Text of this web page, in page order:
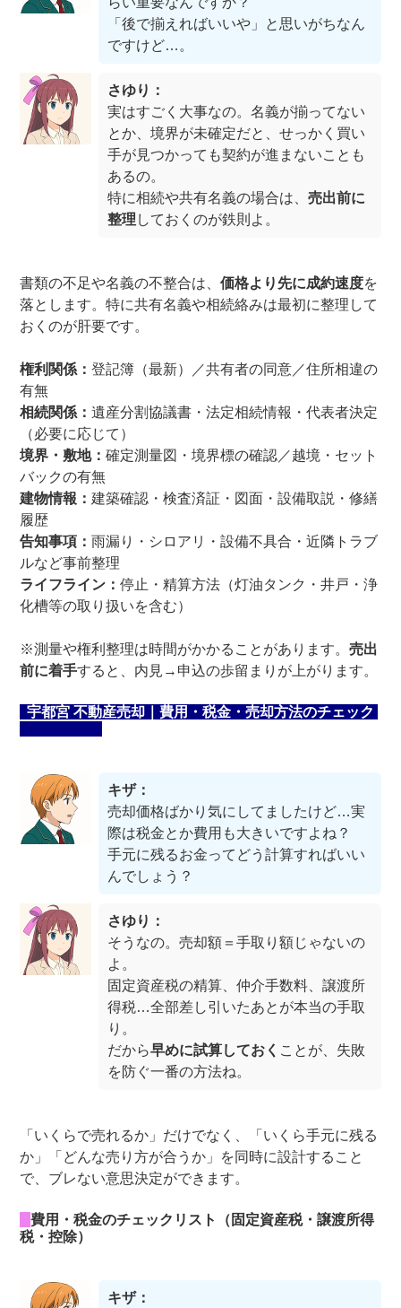
「後で揃えればいいや」と思いがちなん
ですけど…。
さゆり：
実はすごく大事なの。名義が揃ってない
とか、境界が未確定だと、せっかく買い
手が見つかっても契約が進まないことも
あるの。
特に相続や共有名義の場合は、売出前に
整理 しておくのが鉄則よ。
書類の不足や名義の不整合は、価格より先に成約速度を
落とします。特に共有名義や相続絡みは最初に整理して
おくのが肝要です。
権利関係：登記簿（最新）／共有者の同意／住所相違の
有無
相続関係：遺産分割協議書・法定相続情報・代表者決定
（必要に応じて）
境界・敷地：確定測量図・境界標の確認／越境・セット
バックの有無
建物情報：建築確認・検査済証・図面・設備取説・修繕
履歴
告知事項：雨漏り・シロアリ・設備不具合・近隣トラブ
ルなど事前整理
ライフライン：停止・精算方法（灯油タンク・井戸・浄
化槽等の取り扱いを含む）
※測量や権利整理は時間がかかることがあります。売出
前に着手すると、内見→申込の歩留まりが上がります。
宇都宮 不動産売却｜費用・税金・売却方法のチェック
キザ：
売却価格ばかり気にしてましたけど…実
際は税金とか費用も大きいですよね？
手元に残るお金ってどう計算すればいい
んでしょう？
さゆり：
そうなの。売却額＝手取り額じゃないの
よ。
固定資産税の精算、仲介手数料、譲渡所
得税…全部差し引いたあとが本当の手取
り。
だから早めに試算しておく ことが、失敗
を防ぐ一番の方法ね。
「いくらで売れるか」だけでなく、「いくら手元に残る
か」「どんな売り方が合うか」を同時に設計すること
で、ブレない意思決定ができます。
費用・税金のチェックリスト（固定資産税・譲渡所得
税・控除）
キザ：